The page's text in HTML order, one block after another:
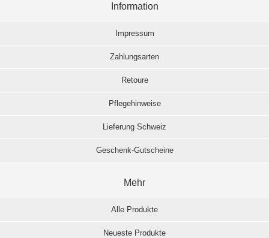
Information
Impressum
Zahlungsarten
Retoure
Pflegehinweise
Lieferung Schweiz
Geschenk-Gutscheine
Mehr
Alle Produkte
Neueste Produkte